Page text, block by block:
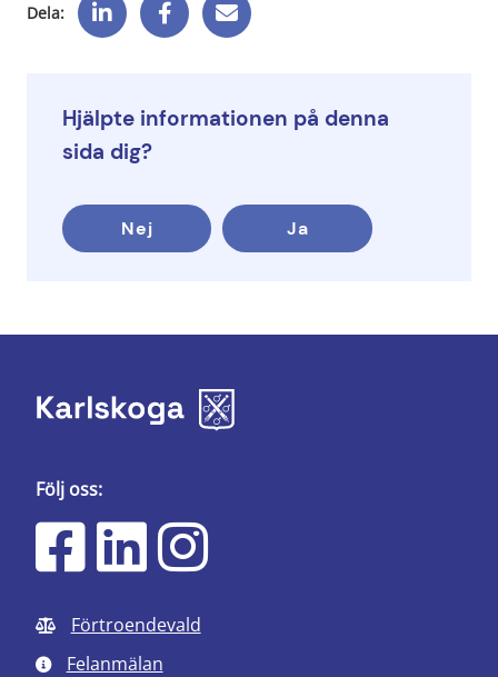
Dela:
Hjälpte informationen på denna
sida dig?
Nej Ja
Följ oss:
Förtroendevald
Felanmälan